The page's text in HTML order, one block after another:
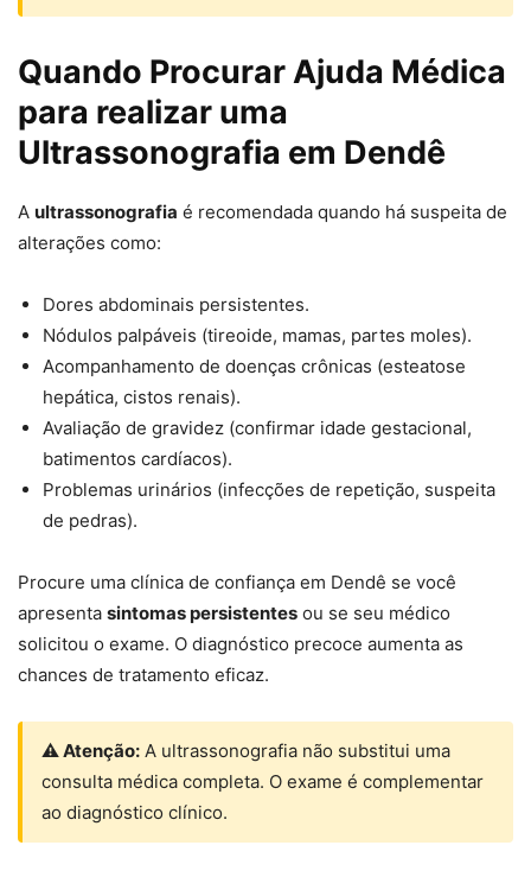
Quando Procurar Ajuda Médica
para realizar uma
Ultrassonografia em Dendê
A ultrassonografia é recomendada quando há suspeita de
alterações como:
Dores abdominais persistentes.
Nódulos palpáveis (tireoide, mamas, partes moles).
Acompanhamento de doenças crônicas (esteatose
hepática, cistos renais).
Avaliação de gravidez (confirmar idade gestacional,
batimentos cardíacos).
Problemas urinários (infecções de repetição, suspeita
de pedras).
Procure uma clínica de confiança em Dendê se você
apresenta sintomas persistentes ou se seu médico
solicitou o exame. O diagnóstico precoce aumenta as
chances de tratamento eficaz.
⚠ Atenção: A ultrassonografia não substitui uma
consulta médica completa. O exame é complementar
ao diagnóstico clínico.